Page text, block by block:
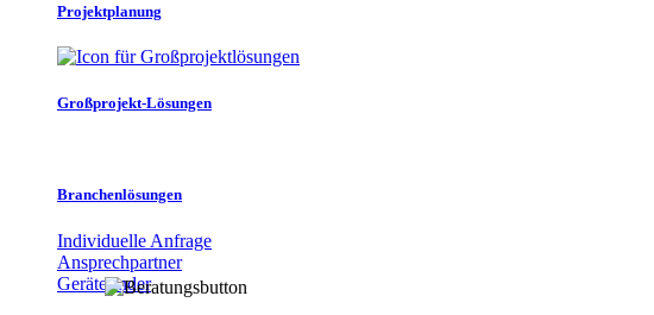
Projektplanung
Großprojekt-Lösungen
Branchenlösungen
Individuelle Anfrage
Ansprechpartner
Gerätefinder